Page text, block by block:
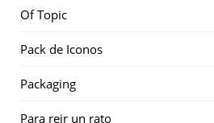
Of Topic
Pack de Iconos
Packaging
Para reir un rato